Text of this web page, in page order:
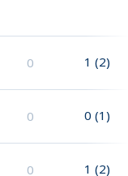
0 1 (2)
0 0 (1)
0 1 (2)